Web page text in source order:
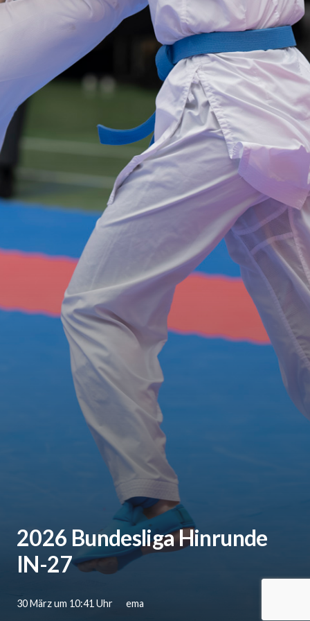
2026 Bundesliga Hinrunde
IN-27
30 März um 10:41 Uhr ema